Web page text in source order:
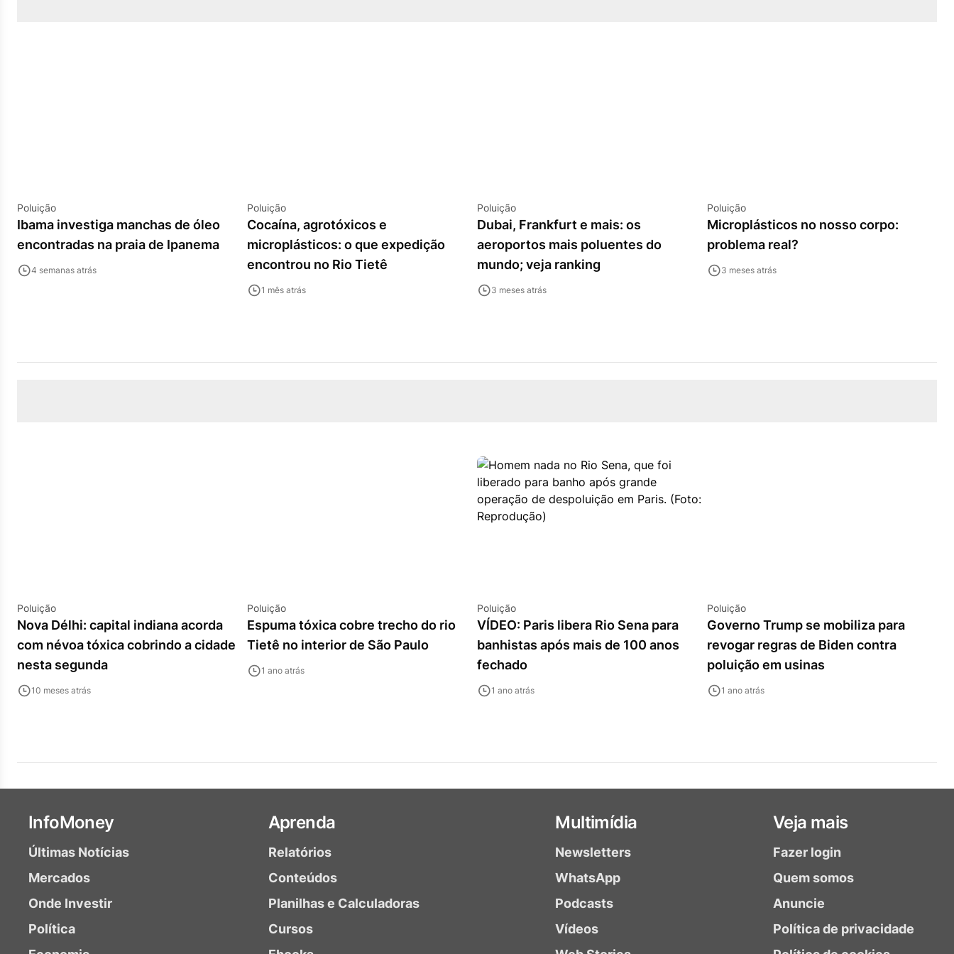
Poluição
Ibama investiga manchas de óleo
encontradas na praia de Ipanema
4 semanas atrás
Poluição
Cocaína, agrotóxicos e
microplásticos: o que expedição
encontrou no Rio Tietê
1 mês atrás
Poluição
Dubai, Frankfurt e mais: os
aeroportos mais poluentes do
mundo; veja ranking
3 meses atrás
Poluição
Microplásticos no nosso corpo:
problema real?
3 meses atrás
Poluição
Nova Délhi: capital indiana acorda
com névoa tóxica cobrindo a cidade
nesta segunda
10 meses atrás
Poluição
Espuma tóxica cobre trecho do rio
Tietê no interior de São Paulo
1 ano atrás
Poluição
VÍDEO: Paris libera Rio Sena para
banhistas após mais de 100 anos
fechado
1 ano atrás
Poluição
Governo Trump se mobiliza para
revogar regras de Biden contra
poluição em usinas
1 ano atrás
InfoMoney
Últimas Notícias
Mercados
Onde Investir
Política
Aprenda
Relatórios
Conteúdos
Planilhas e Calculadoras
Cursos
Multimídia
Newsletters
WhatsApp
Podcasts
Vídeos
Veja mais
Fazer login
Quem somos
Anuncie
Política de privacidade